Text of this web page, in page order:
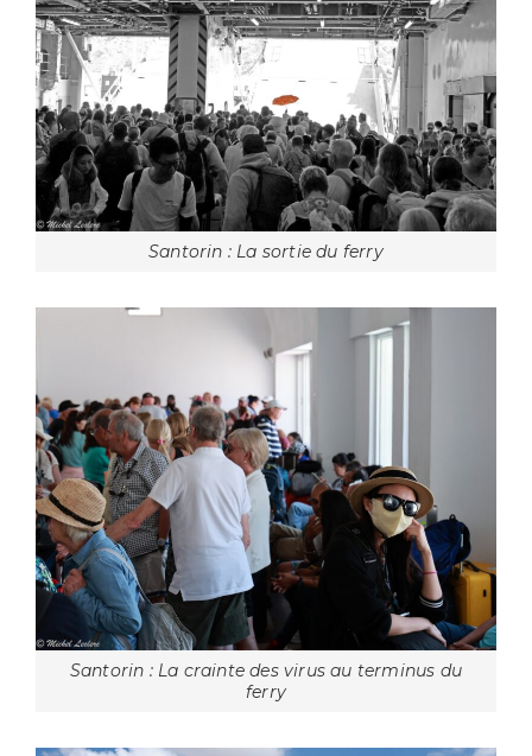
Santorin : La sortie du ferry
Santorin : La crainte des virus au terminus du
ferry